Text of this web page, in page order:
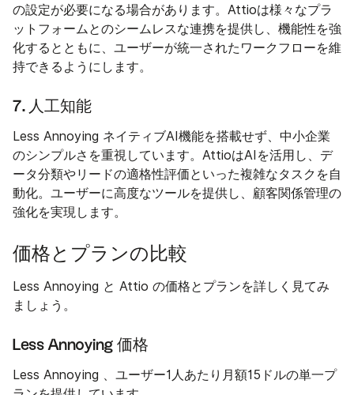
の設定が必要になる場合があります。Attioは様々なプラ
ットフォームとのシームレスな連携を提供し、機能性を強
化するとともに、ユーザーが統一されたワークフローを維
持できるようにします。
7. 人工知能
Less Annoying ネイティブAI機能を搭載せず、中小企業
のシンプルさを重視しています。AttioはAIを活用し、デ
ータ分類やリードの適格性評価といった複雑なタスクを自
動化。ユーザーに高度なツールを提供し、顧客関係管理の
強化を実現します。
価格とプランの比較
Less Annoying と Attio の価格とプランを詳しく見てみ
ましょう。
Less Annoying 価格
Less Annoying 、ユーザー1人あたり月額15ドルの単一プ